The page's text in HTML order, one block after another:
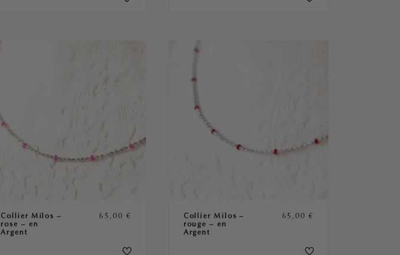
Collier Milos –
rose – en
Argent
65,00 €
Collier Milos –
rouge – en
Argent
65,00€